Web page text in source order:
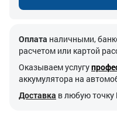
Оплата наличными,
расчетом или картой
Оказываем услугу
аккумулятора на
Доставка в любую точку